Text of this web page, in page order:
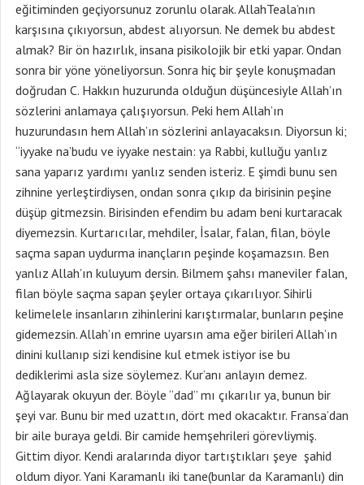
eğitiminden geçiyorsunuz zorunlu olarak. AllahTeala’nın
karşısına çıkıyorsun, abdest alıyorsun. Ne demek bu abdest
almak? Bir ön hazırlık, insana pisikolojik bir etki yapar. Ondan
sonra bir yöne yöneliyorsun. Sonra hiç bir şeyle konuşmadan
doğrudan C. Hakkın huzurunda olduğun düşüncesiyle Allah’ın
sözlerini anlamaya çalışıyorsun. Peki hem Allah’ın
huzurundasın hem Allah’ın sözlerini anlayacaksın. Diyorsun ki;
“iyyake na’budu ve iyyake nestain: ya Rabbi, kulluğu yanlız
sana yaparız yardımı yanlız senden isteriz. E şimdi bunu sen
zihnine yerleştirdiysen, ondan sonra çıkıp da birisinin peşine
düşüp gitmezsin. Birisinden efendim bu adam beni kurtaracak
diyemezsin. Kurtarıcılar, mehdiler, İsalar, falan, filan, böyle
saçma sapan uydurma inançların peşinde koşamazsın. Ben
yanlız Allah’ın kuluyum dersin. Bilmem şahsı maneviler falan,
filan böyle saçma sapan şeyler ortaya çıkarılıyor. Sihirli
kelimelele insanların zihinlerini karıştırmalar, bunların peşine
gidemezsin. Allah’ın emrine uyarsın ama eğer birileri Allah’ın
dinini kullanıp sizi kendisine kul etmek istiyor ise bu
dediklerimi asla size söylemez. Kur’anı anlayın demez.
Ağlayarak okuyun der. Böyle “dad” mı çıkarılır ya, bunun bir
şeyi var. Bunu bir med uzattın, dört med okacaktır. Fransa’dan
bir aile buraya geldi. Bir camide hemşehrileri görevliymiş.
Gittim diyor. Kendi aralarında diyor tartıştıkları şeye şahid
oldum diyor. Yani Karamanlı iki tane(bunlar da Karamanlı) din